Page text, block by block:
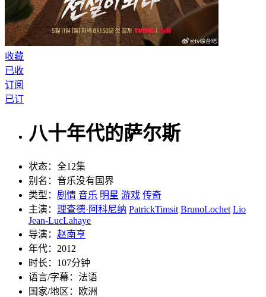
收藏
已收
订阅
已订
八十年代的萨尔斯
状态： 全12集
别名： 音乐没有国界
类型： 剧情 音乐 明星 游戏 传奇
主演： 理查德·阿科尼纳 PatrickTimsit BrunoLochet Lio
Jean-LucLahaye
导演： 赵南亨
年代： 2012
时长： 107分钟
语言/字幕： 法语
国家/地区：
欧洲